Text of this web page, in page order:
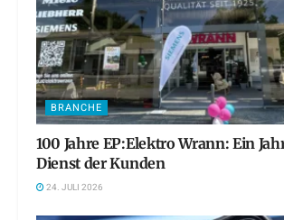
BRANCHE
100 Jahre EP:Elektro Wrann: Ein
Dienst der Kunden
24. JULI 2026